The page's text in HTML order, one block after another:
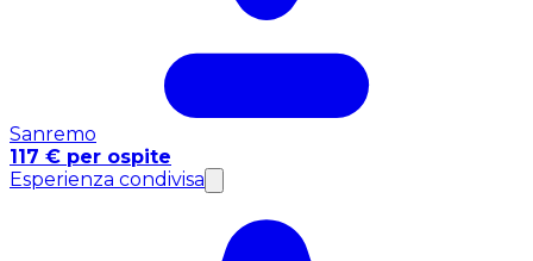
Sanremo
117 € per ospite
Esperienza condivisa